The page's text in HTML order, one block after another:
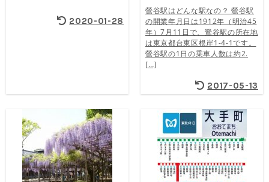
2020-01-28
鶯谷駅はどんな駅なの？ 鶯谷駅
の開業年月日は1912年（明治45
年）7月11日で、鶯谷駅の所在地
は東京都台東区根岸1-4-1です。
鶯谷駅の1日の乗車人数は約2.
[…]
2017-05-13